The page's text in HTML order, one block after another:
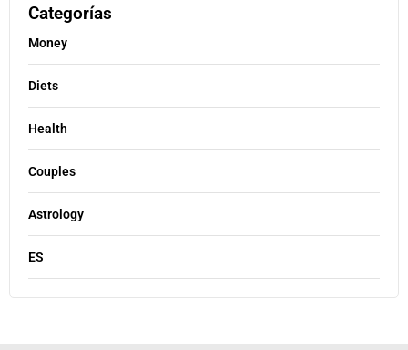
Categorías
Money
Diets
Health
Couples
Astrology
ES